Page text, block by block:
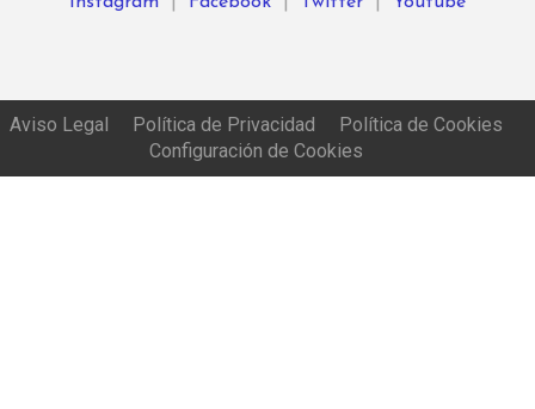
Aviso Legal Política de Privacidad
Política de Cookies
Configuración de Cookies